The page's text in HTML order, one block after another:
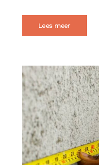
Lees meer